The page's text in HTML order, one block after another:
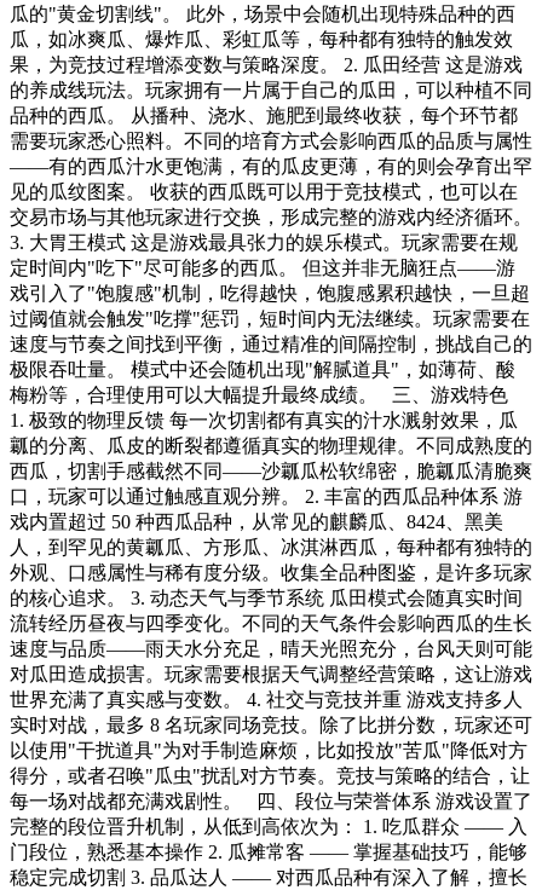
瓜的"黄金切割线"。 此外，场景中会随机出现特殊品种的西
瓜，如冰爽瓜、爆炸瓜、彩虹瓜等，每种都有独特的触发效
果，为竞技过程增添变数与策略深度。 2. 瓜田经营 这是游戏
的养成线玩法。玩家拥有一片属于自己的瓜田，可以种植不同
品种的西瓜。 从播种、浇水、施肥到最终收获，每个环节都
需要玩家悉心照料。不同的培育方式会影响西瓜的品质与属性
——有的西瓜汁水更饱满，有的瓜皮更薄，有的则会孕育出罕
见的瓜纹图案。 收获的西瓜既可以用于竞技模式，也可以在
交易市场与其他玩家进行交换，形成完整的游戏内经济循环。
3. 大胃王模式 这是游戏最具张力的娱乐模式。玩家需要在规
定时间内"吃下"尽可能多的西瓜。 但这并非无脑狂点——游
戏引入了"饱腹感"机制，吃得越快，饱腹感累积越快，一旦超
过阈值就会触发"吃撑"惩罚，短时间内无法继续。玩家需要在
速度与节奏之间找到平衡，通过精准的间隔控制，挑战自己的
极限吞吐量。 模式中还会随机出现"解腻道具"，如薄荷、酸
梅粉等，合理使用可以大幅提升最终成绩。 三、游戏特色
1. 极致的物理反馈 每一次切割都有真实的汁水溅射效果，瓜
瓤的分离、瓜皮的断裂都遵循真实的物理规律。不同成熟度的
西瓜，切割手感截然不同——沙瓤瓜松软绵密，脆瓤瓜清脆爽
口，玩家可以通过触感直观分辨。 2. 丰富的西瓜品种体系 游
戏内置超过 50 种西瓜品种，从常见的麒麟瓜、8424、黑美
人，到罕见的黄瓤瓜、方形瓜、冰淇淋西瓜，每种都有独特的
外观、口感属性与稀有度分级。收集全品种图鉴，是许多玩家
的核心追求。 3. 动态天气与季节系统 瓜田模式会随真实时间
流转经历昼夜与四季变化。不同的天气条件会影响西瓜的生长
速度与品质——雨天水分充足，晴天光照充分，台风天则可能
对瓜田造成损害。玩家需要根据天气调整经营策略，这让游戏
世界充满了真实感与变数。 4. 社交与竞技并重 游戏支持多人
实时对战，最多 8 名玩家同场竞技。除了比拼分数，玩家还可
以使用"干扰道具"为对手制造麻烦，比如投放"苦瓜"降低对方
得分，或者召唤"瓜虫"扰乱对方节奏。竞技与策略的结合，让
每一场对战都充满戏剧性。 四、段位与荣誉体系 游戏设置了
完整的段位晋升机制，从低到高依次为： 1. 吃瓜群众 —— 入
门段位，熟悉基本操作 2. 瓜摊常客 —— 掌握基础技巧，能够
稳定完成切割 3. 品瓜达人 —— 对西瓜品种有深入了解，擅长